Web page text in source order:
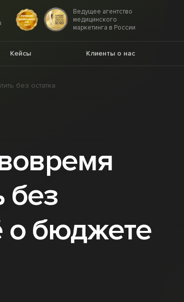
Ведущее агентство
медицинского
маркетинга в России
Кейсы Клиенты о нас
без остатка
без
о бюджете